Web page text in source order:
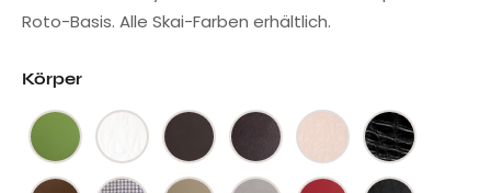
Roto-Basis. Alle Skai-Farben erhältlich.
Körper